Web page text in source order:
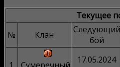
Текущее
№
Клан
Следующий
бой
17.05.2024